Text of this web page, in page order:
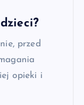
przed
opieki i